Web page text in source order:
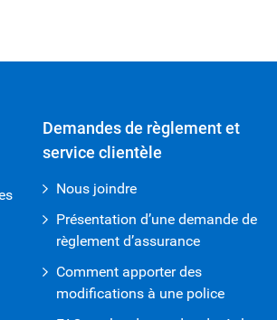
Demandes de règlement et
service clientèle
Nous joindre
Présentation d’une demande de
règlement d’assurance
Comment apporter des
modifications à une police